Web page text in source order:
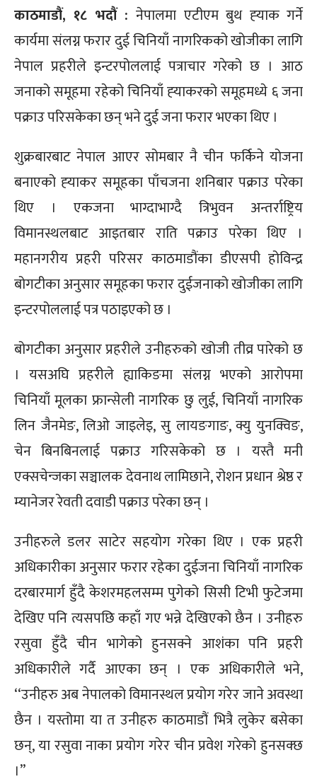
काठमाडौं, १८ भदौं :नेपालमा एटीएम बुथ ह्‍याक गर्ने
कार्यमा संलग्न फरार दुई चिनियाँ नागरिकको खोजीका लागि
नेपाल प्रहरीले इन्टरपोललाई पत्राचार गरेको छ । आठ
जनाको समूहमा रहेको चिनियाँ ह्‍याकरको समूहमध्ये ६ जना
पक्राउ परिसकेका छन् भने दुई जना फरार भएका थिए ।
शुक्रबारबाट नेपाल आएर सोमबार नै चीन फर्किने योजना
बनाएको ह्‍याकर समूहका पाँचजना शनिबार पक्राउ परेका
थिए । एकजना भाग्दाभाग्दै त्रिभुवन अन्तर्राष्ट्रिय
विमानस्थलबाट आइतबार राति पक्राउ परेका थिए ।
महानगरीय प्रहरी परिसर काठमाडौंका डीएसपी होविन्द्र
बोगटीका अनुसार समूहका फरार दुईजनाको खोजीका लागि
इन्टरपोललाई पत्र पठाइएको छ ।
बोगटीका अनुसार प्रहरीले उनीहरुको खोजी तीव्र पारेको छ
। यसअघि प्रहरीले ह्याकिङमा संलग्न भएको आरोपमा
चिनियाँ मूलका फ्रान्सेली नागरिक छु लुई, चिनियाँ नागरिक
लिन जैनमेङ, लिओ जाइलेइ, सु लायङगाङ, क्यु युनक्विङ,
चेन बिनबिनलाई पक्राउ गरिसकेको छ । यस्तै मनी
एक्सचेन्जका सञ्चालक देवनाथ लामिछाने, रोशन प्रधान श्रेष्ठ र
म्यानेजर रेवती दवाडी पक्राउ परेका छन् ।
उनीहरुले डलर साटेर सहयोग गरेका थिए । एक प्रहरी
अधिकारीका अनुसार फरार रहेका दुईजना चिनियाँ नागरिक
दरबारमार्ग हुँदै केशरमहलसम्म पुगेको सिसी टिभी फुटेजमा
देखिए पनि त्यसपछि कहाँ गए भन्ने देखिएको छैन । उनीहरु
रसुवा हुँदै चीन भागेको हुनसक्ने आशंका पनि प्रहरी
अधिकारीले गर्दै आएका छन् । एक अधिकारीले भने,
‘‘उनीहरु अब नेपालको विमानस्थल प्रयोग गरेर जाने अवस्था
छैन । यस्तोमा या त उनीहरु काठमाडौं भित्रै लुकेर बसेका
छन्, या रसुवा नाका प्रयोग गरेर चीन प्रवेश गरेको हुनसक्छ
।’’